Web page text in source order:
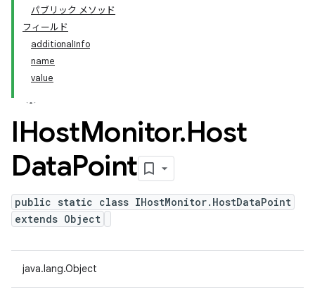
パブリック メソッド
フィールド
additionalInfo
name
value
IHostMonitor.Host
DataPoint
public static class IHostMonitor.HostDataPoint
extends Object
java.lang.Object